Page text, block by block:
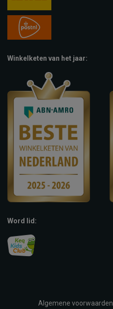
Winkelketen van het jaar:
Word lid:
Algemene voorwaarden